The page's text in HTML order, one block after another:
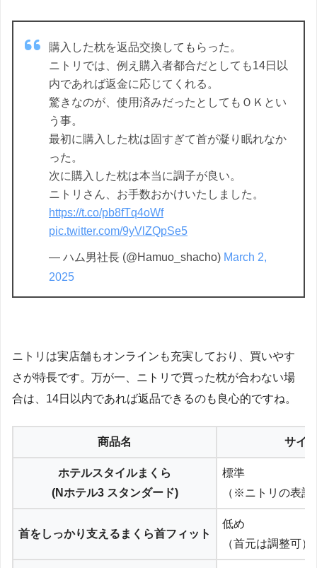
購入した枕を返品交換してもらった。
ニトリでは、例え購入者都合だとしても14日以
内であれば返金に応じてくれる。
驚きなのが、使用済みだったとしてもＯＫとい
う事。
最初に購入した枕は固すぎて首が凝り眠れなか
った。
次に購入した枕は本当に調子が良い。
ニトリさん、お手数おかけいたしました。
https://t.co/pb8fTq4oWf
pic.twitter.com/9yVlZQpSe5
— ハム男社長 (@Hamuo_shacho) March 2,
2025
ニトリは実店舗もオンラインも充実しており、買いやす
さが特長です。万が一、ニトリで買った枕が合わない場
合は、14日以内であれば返品できるのも良心的ですね。
商品名 サイ
ホテルスタイルまくら
(Nホテル3 スタンダード)
標準
（※ニトリの表記
首をしっかり支えるまくら首フィット
低め
（首元は調整可）